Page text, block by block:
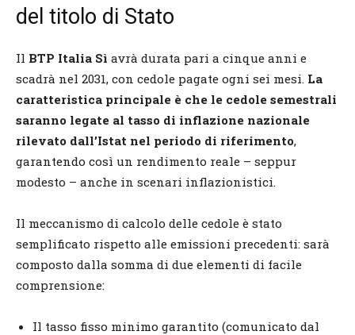
del titolo di Stato
Il BTP Italia Sì avrà durata pari a cinque anni e
scadrà nel 2031, con cedole pagate ogni sei mesi. La
caratteristica principale è che le cedole semestrali
saranno legate al tasso di inflazione nazionale
rilevato dall’Istat nel periodo di riferimento,
garantendo così un rendimento reale – seppur
modesto – anche in scenari inflazionistici.
Il meccanismo di calcolo delle cedole è stato
semplificato rispetto alle emissioni precedenti: sarà
composto dalla somma di due elementi di facile
comprensione:
Il tasso fisso minimo garantito (comunicato dal